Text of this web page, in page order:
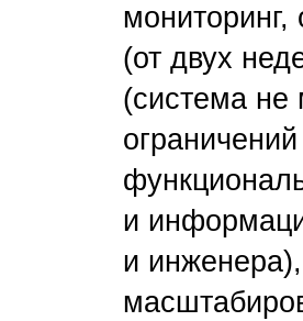
(от двух
(система не
и
и